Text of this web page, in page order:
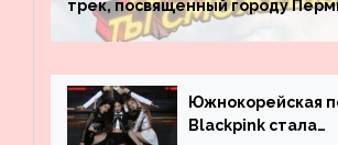
трек, посвященный городу
Южнокорейская
Blackpink стала